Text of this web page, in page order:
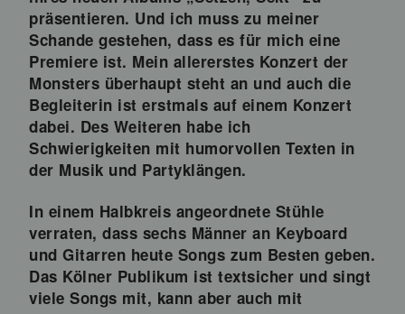
präsentieren. Und ich muss zu meiner
Schande gestehen, dass es für mich eine
Premiere ist. Mein allererstes Konzert der
Monsters überhaupt steht an und auch die
Begleiterin ist erstmals auf einem Konzert
dabei. Des Weiteren habe ich
Schwierigkeiten mit humorvollen Texten in
der Musik und Partyklängen.
In einem Halbkreis angeordnete Stühle
verraten, dass sechs Männer an Keyboard
und Gitarren heute Songs zum Besten geben.
Das Kölner Publikum ist textsicher und singt
viele Songs mit, kann aber auch mit